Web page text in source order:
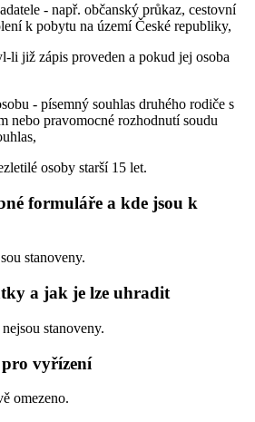
- např. občanský průkaz, cestovní
k pobytu na území České republiky,
li již zápis proveden a pokud jej osoba
- písemný souhlas druhého rodiče s
nebo pravomocné rozhodnutí soudu
osoby starší 15 let.
formuláře a kde jsou k
stanoveny.
a jak je lze uhradit
stanoveny.
vyřízení
omezeno.